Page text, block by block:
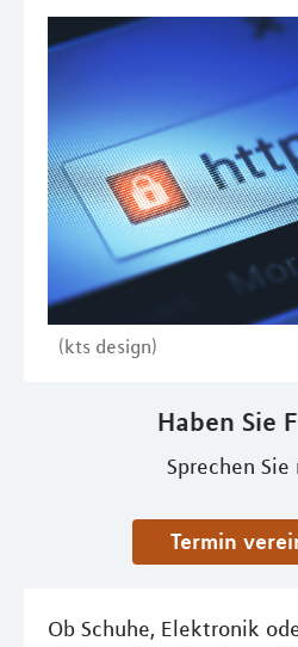
(kts design)
Haben Sie
Sprechen
Termin
Ob Schuhe, Elektronik